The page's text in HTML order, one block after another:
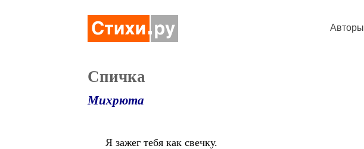
Авторы
Спичка
Михрюта
Я зажег тебя как свечку.